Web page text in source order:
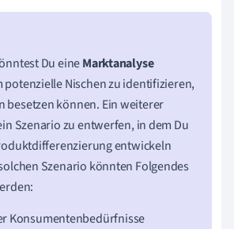
Du eineMarktanalyse
Nischen zu identifizieren,
besetzen können. Ein weiterer
Szenario zu entwerfen, in dem Du
entwickeln
Szenario könnten Folgendes
Konsumentenbedürfnisse